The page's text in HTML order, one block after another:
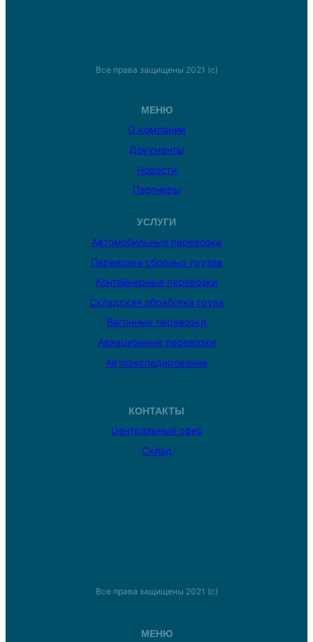
Все права защищены 2021 (с)
МЕНЮ
О компании
Документы
Новости
Партнеры
УСЛУГИ
Автомобильные перевозки
Перевозки сборных грузов
Контейнерные перевозки
Складская обработка груза
Вагонные перевозки
Авиационные перевозки
Автоэкспедирование
КОНТАКТЫ
Центральный офис
Склад
Все права защищены 2021 (с)
МЕНЮ